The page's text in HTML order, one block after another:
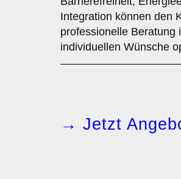
Integration können den
professionelle Beratung
individuellen Wünsche
→ Jetzt